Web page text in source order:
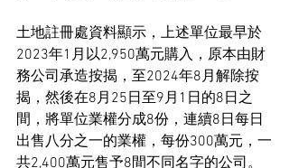
土地註冊處資料顯示，上述單位最早於
2023年1月以2,950萬元購入，原本由財
務公司承造按揭，至2024年8月解除按
揭，然後在8月25日至9月1日的8日之
間，將單位業權分成8份，連續8日每日
出售八分之一的業權，每份300萬元，一
共2,400萬元售予8間不同名字的公司。